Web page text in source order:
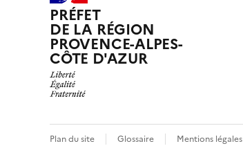
PRÉFET
DE LA RÉGION
PROVENCE-ALPES-
CÔTE D'AZUR
Plan du site Glossaire Mentions légales